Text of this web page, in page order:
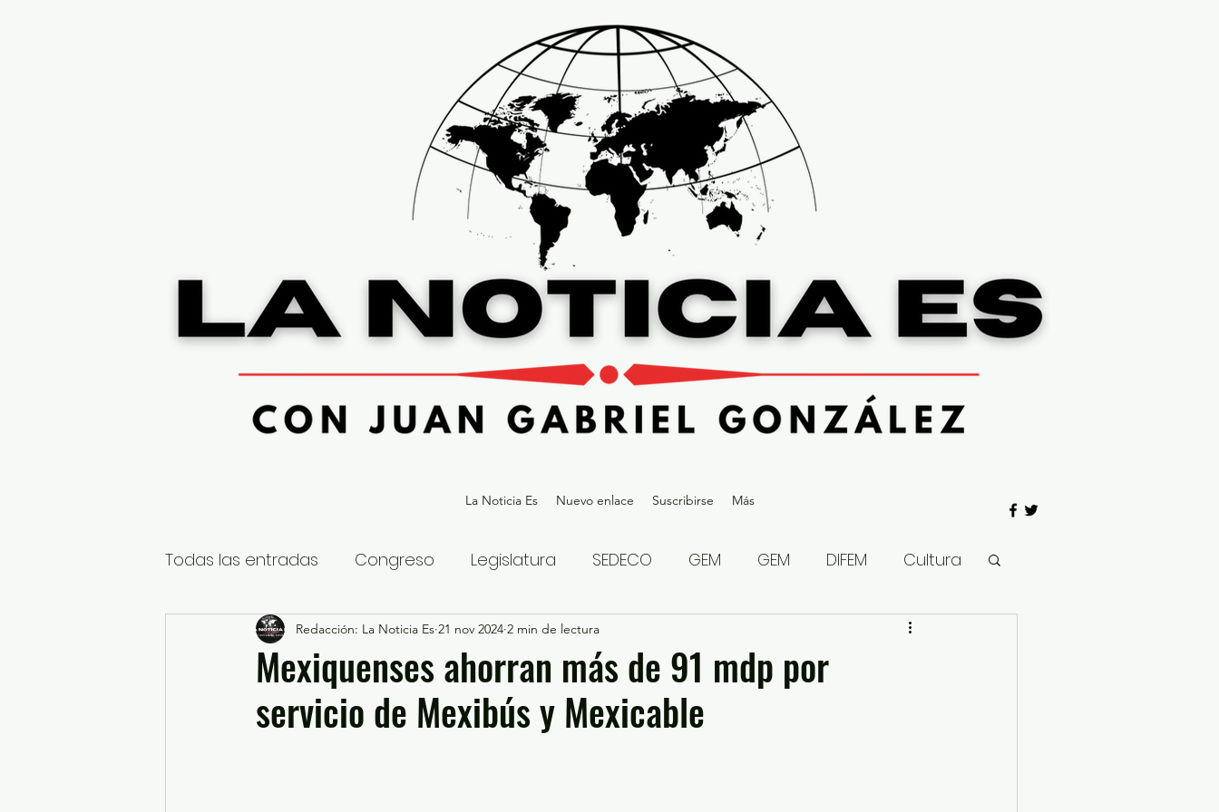
La Noticia Es Nuevo enlace Suscribirse Más
Todas las entradas Congreso Legislatura SEDECO GEM GEM DIFEM Cultura
Nacional Estatal Gubernatura Edoméx 2023
Educación y Cultura Seguridad y Justicia Denuncia Ciudadana
Mexiquenses ahorran más de 91 mdp por
servicio de Mexibús y Mexicable
Redacción: La Noticia Es 21 nov 2024 2 min de lectura